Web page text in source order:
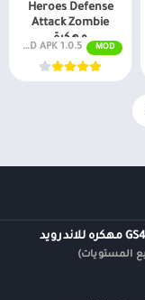
Heroes Defense
Attack Zombie
مهكرة
MOD MOD APK 1.0.5 أموال غير محدودة